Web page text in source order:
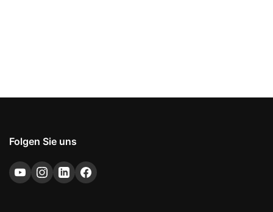
Folgen Sie uns